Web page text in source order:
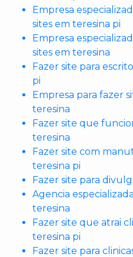
Empresa
sites em teresina pi
Empresa
sites em teresina
Fazer site para
pi
Empresa para fazer
teresina
Fazer site que
teresina
Fazer site com
teresina pi
Fazer site para
Agencia
teresina
Fazer site que atrai
teresina pi
Fazer site para